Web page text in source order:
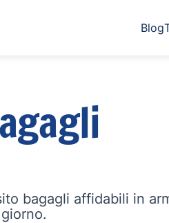
Blog
bagagli affidabili in